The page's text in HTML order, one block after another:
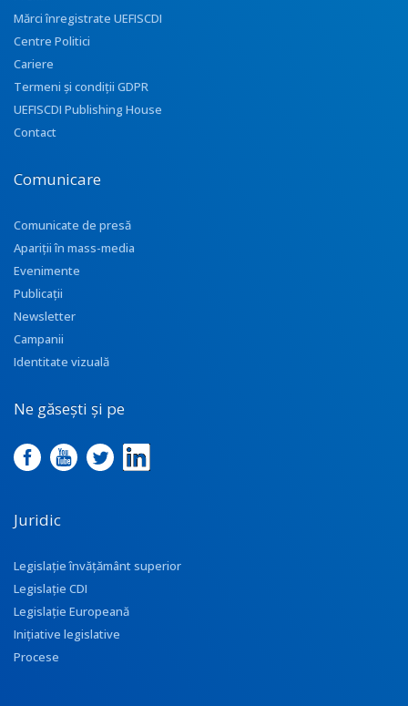
Mărci înregistrate UEFISCDI
Centre Politici
Cariere
Termeni și condiții GDPR
UEFISCDI Publishing House
Contact
Comunicare
Comunicate de presă
Apariţii în mass-media
Evenimente
Publicații
Newsletter
Campanii
Identitate vizuală
Ne găsești și pe
Juridic
Legislație învățământ superior
Legislație CDI
Legislație Europeană
Inițiative legislative
Procese